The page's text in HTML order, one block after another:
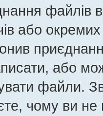
файлів
або
або
файли.
чому ви